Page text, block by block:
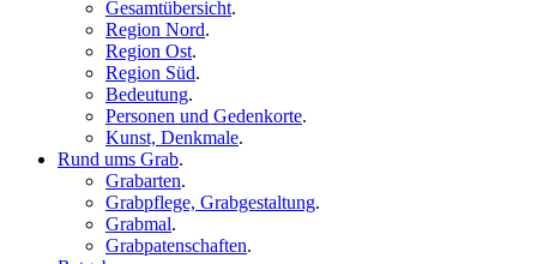
Gesamtübersicht.
Region Nord.
Region Ost.
Region Süd.
Bedeutung.
Personen und Gedenkorte.
Kunst, Denkmale.
Rund ums Grab.
Grabarten.
Grabpflege, Grabgestaltung.
Grabmal.
Grabpatenschaften.